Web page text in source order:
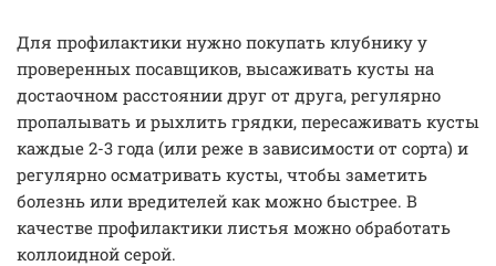
Для профилактики нужно покупать клубнику у
проверенных посавщиков, высаживать кусты на
достаочном расстоянии друг от друга, регулярно
пропалывать и рыхлить грядки, пересаживать кусты
каждые 2-3 года (или реже в зависимости от сорта) и
регулярно осматривать кусты, чтобы заметить
болезнь или вредителей как можно быстрее. В
качестве профилактики листья можно обработать
коллоидной серой.